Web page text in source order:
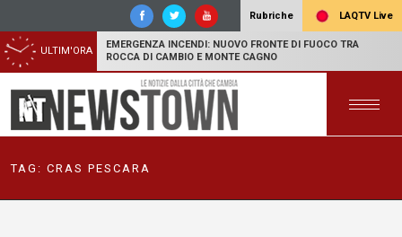
Rubriche LAQTV Live
ULTIM'ORA
EMERGENZA INCENDI: NUOVO FRONTE DI FUOCO TRA
ROCCA DI CAMBIO E MONTE CAGNO
TAG: CRAS PESCARA